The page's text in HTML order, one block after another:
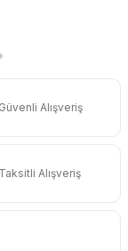
Güvenli Alışveriş
Taksitli Alışveriş